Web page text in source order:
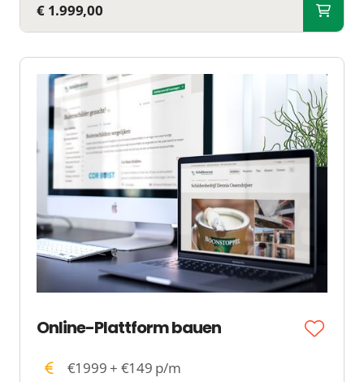
€ 1.999,00
Online-Plattform bauen
€1999 + €149 p/m